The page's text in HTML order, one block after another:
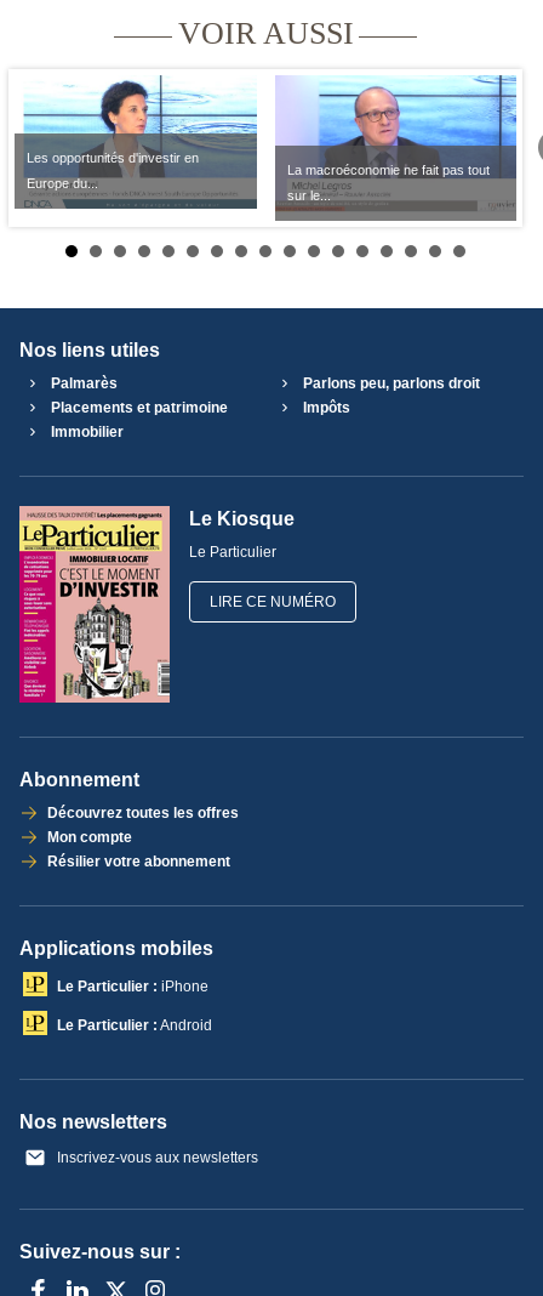
VOIR AUSSI
Les opportunités d'investir en
Europe du...
La macroéconomie ne fait pas tout
sur le...
Nos liens utiles
Palmarès
Parlons peu, parlons droit
Placements et patrimoine
Impôts
Immobilier
Le Kiosque
Le Particulier
LIRE CE NUMÉRO
Abonnement
Découvrez toutes les offres
Mon compte
Résilier votre abonnement
Applications mobiles
Le Particulier : iPhone
Le Particulier : Android
Nos newsletters
Inscrivez-vous aux newsletters
Suivez-nous sur :